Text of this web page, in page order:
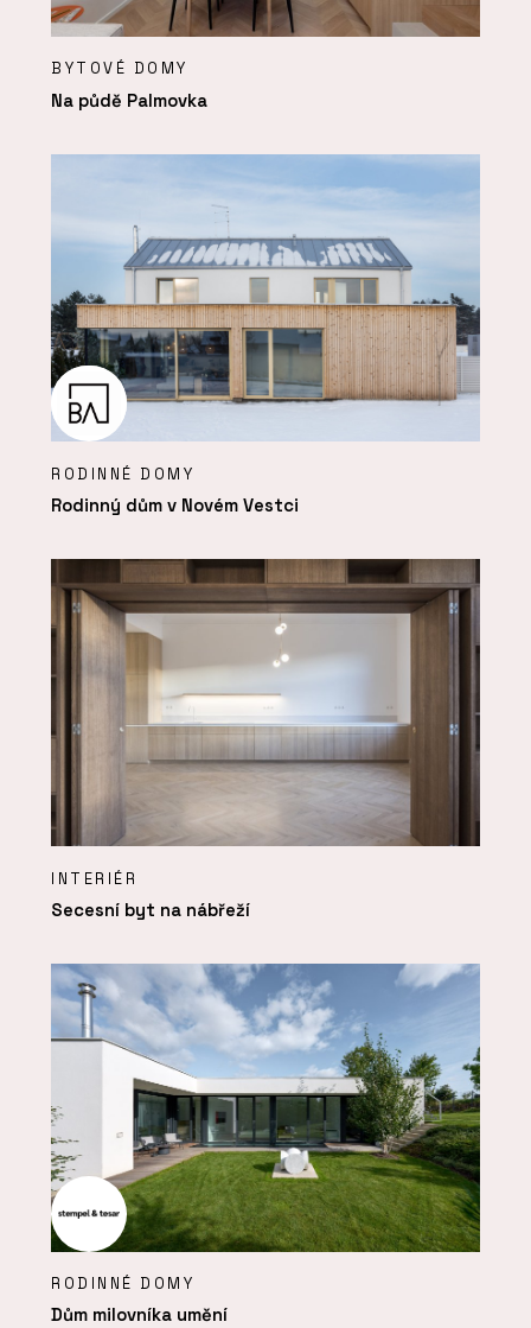
BYTOVÉ DOMY
Na půdě Palmovka
RODINNÉ DOMY
Rodinný dům v Novém Vestci
INTERIÉR
Secesní byt na nábřeží
RODINNÉ DOMY
Dům milovníka umění